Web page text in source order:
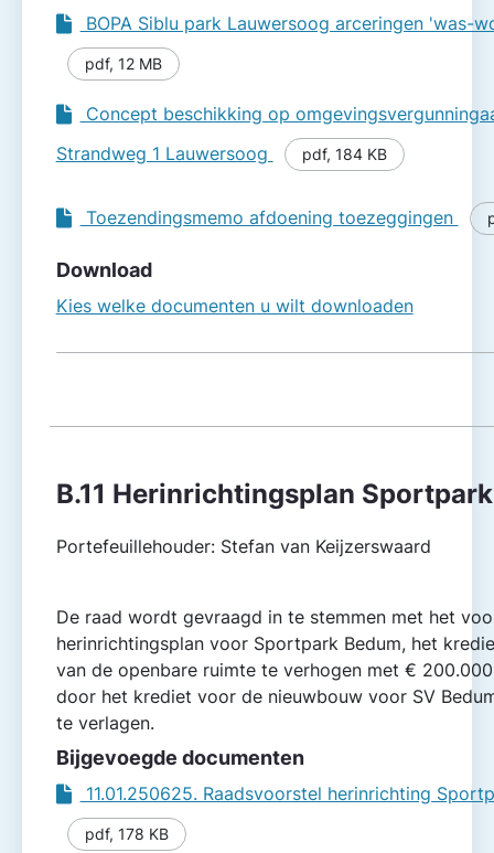
BOPA Siblu park Lauwersoog arceringen 'was-
pdf, 12 MB
Concept beschikking op
Strandweg 1 Lauwersoog
pdf, 184 KB
Toezendingsmemo afdoening toezeggingen
Download
Kies welke documenten u wilt downloaden
B.11 Herinrichtingsplan
Portefeuillehouder: Stefan van Keijzerswaard
De raad wordt gevraagd in te stemmen met het
herinrichtingsplan voor Sportpark Bedum, het
van de openbare ruimte te verhogen met €
door het krediet voor de nieuwbouw voor SV
te verlagen.
Bijgevoegde documenten
11.01.250625. Raadsvoorstel herinrichting
pdf, 178 KB